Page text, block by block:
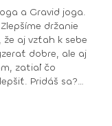
držanie
aj vzťah k sebe
dobre, ale aj
zatiaľ čo
sa?
aj vo
hodinách v